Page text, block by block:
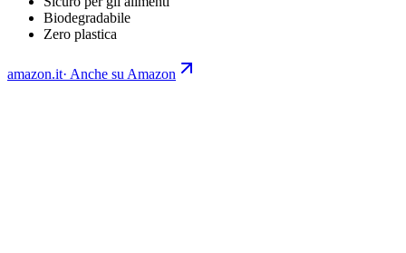
Biodegradabile
Zero plastica
amazon.it· Anche su Amazon